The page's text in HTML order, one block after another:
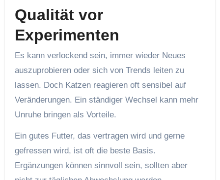
Qualität vor
Experimenten
Es kann verlockend sein, immer wieder Neues
auszuprobieren oder sich von Trends leiten zu
lassen. Doch Katzen reagieren oft sensibel auf
Veränderungen. Ein ständiger Wechsel kann mehr
Unruhe bringen als Vorteile.
Ein gutes Futter, das vertragen wird und gerne
gefressen wird, ist oft die beste Basis.
Ergänzungen können sinnvoll sein, sollten aber